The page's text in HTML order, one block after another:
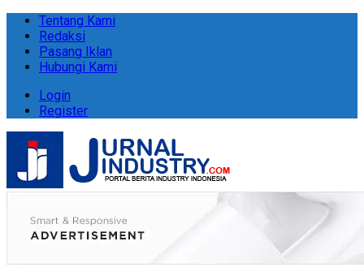
Tentang Kami
Redaksi
Pasang Iklan
Hubungi Kami
Login
Register